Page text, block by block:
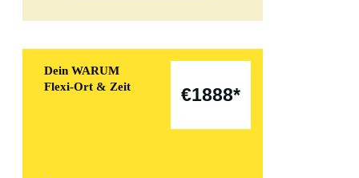
Dein WARUM
Flexi-Ort & Zeit
€1888*